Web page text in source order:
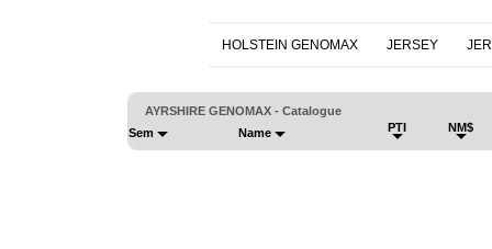
HOLSTEIN GENOMAX JERSEY
AYRSHIRE GENOMAX - Catalogue
Sem
Name PTI NM$